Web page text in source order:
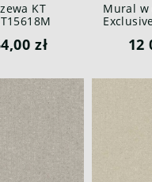
KT
III
zł
Mural w
British
12